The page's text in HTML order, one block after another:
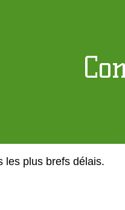
les plus brefs délais.